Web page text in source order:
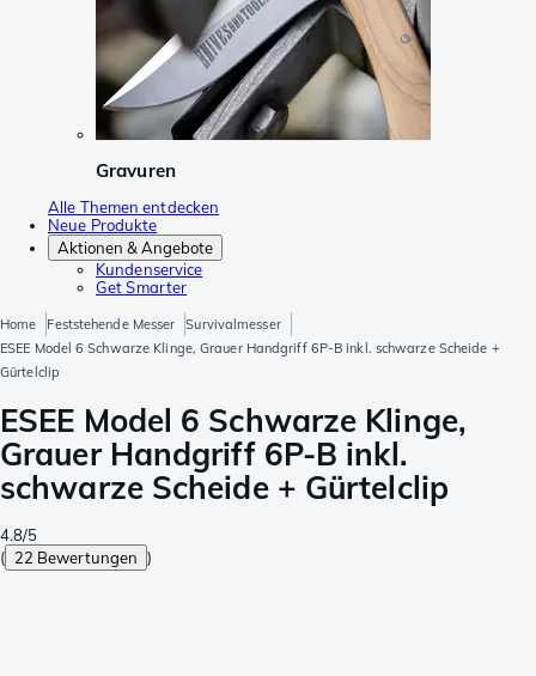
Gravuren
Alle Themen entdecken
Neue Produkte
Aktionen & Angebote
Kundenservice
Get Smarter
Home Feststehende Messer
Survivalmesser
ESEE Model 6 Schwarze Klinge, Grauer Handgriff 6P-B inkl. schwarze Scheide +
Gürtelclip
ESEE Model 6 Schwarze Klinge,
Grauer Handgriff 6P-B inkl.
schwarze Scheide + Gürtelclip
4.8/5
( 22 Bewertungen )